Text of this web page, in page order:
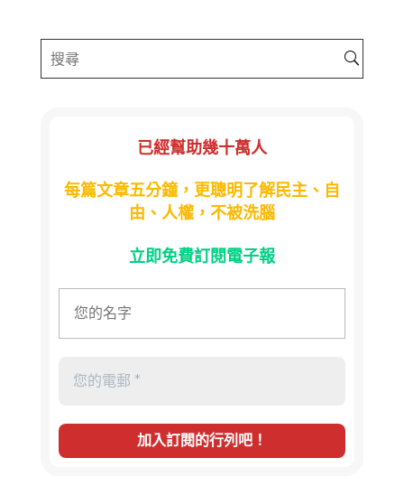
已經幫助幾十萬人
每篇文章五分鐘，更聰明了解民主、自
由、人權，不被洗腦
立即免費訂閱電子報